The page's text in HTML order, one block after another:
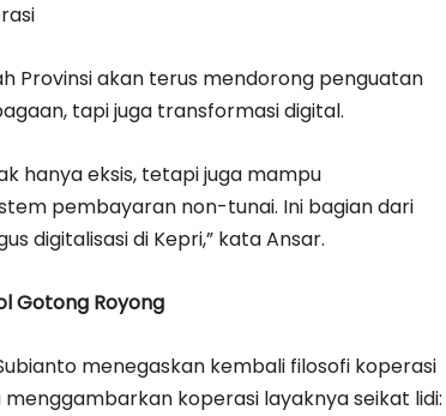
Provinsi akan terus mendorong penguatan
tapi juga transformasi digital.
hanya eksis, tetapi juga mampu
pembayaran non-tunai. Ini bagian dari
digitalisasi di Kepri,” kata Ansar.
Gotong Royong
menegaskan kembali filosofi koperasi
koperasi layaknya seikat lidi: